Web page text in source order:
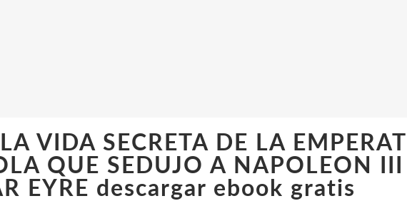
VIDA SECRETA DE LA
QUE SEDUJO A NAPOLEON
EYRE descargar ebook gratis